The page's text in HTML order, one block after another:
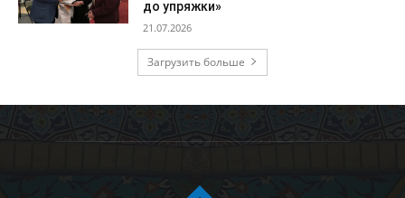
до упряжки»
21.07.2026
Загрузить больше